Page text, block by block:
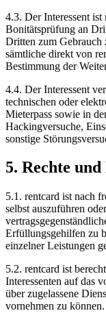
4.3. Der Interessent
Bonitätsprüfung an
Dritten zum Gebrauch
sämtliche direkt von
Bestimmung der
4.4. Der Interessent
technischen oder
Mieterpass sowie in
Hackingversuche,
sonstige
5. Rechte
5.1. rentcard ist nach
selbst auszuführen
Erfüllungsgehilfen zu
einzelner Leistungen
5.2. rentcard ist
Interessenten auf das
über zugelassene
vornehmen zu können.